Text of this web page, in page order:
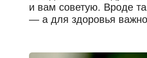
и вам советую. Вроде
— а для здоровья